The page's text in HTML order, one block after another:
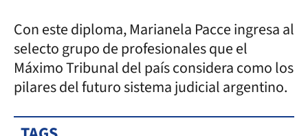
Con este diploma, Marianela Pacce ingresa al
selecto grupo de profesionales que el
Máximo Tribunal del país considera como los
pilares del futuro sistema judicial argentino.